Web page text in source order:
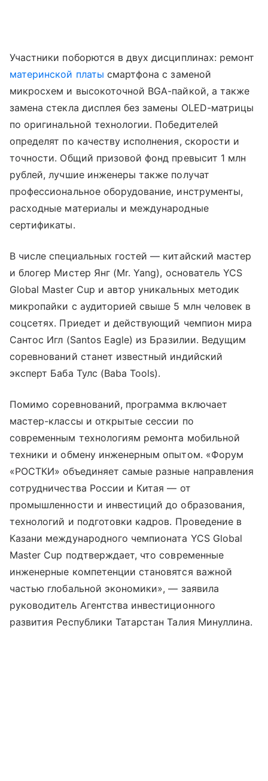
Участники поборются в двух дисциплинах: ремонт
материнской платы смартфона с заменой
микросхем и высокоточной BGA-пайкой, а также
замена стекла дисплея без замены OLED-матрицы
по оригинальной технологии. Победителей
определят по качеству исполнения, скорости и
точности. Общий призовой фонд превысит 1 млн
рублей, лучшие инженеры также получат
профессиональное оборудование, инструменты,
расходные материалы и международные
сертификаты.
В числе специальных гостей — китайский мастер
и блогер Мистер Янг (Mr. Yang), основатель YCS
Global Master Cup и автор уникальных методик
микропайки с аудиторией свыше 5 млн человек в
соцсетях. Приедет и действующий чемпион мира
Сантос Игл (Santos Eagle) из Бразилии. Ведущим
соревнований станет известный индийский
эксперт Баба Тулс (Baba Tools).
Помимо соревнований, программа включает
мастер-классы и открытые сессии по
современным технологиям ремонта мобильной
техники и обмену инженерным опытом. «Форум
«РОСТКИ» объединяет самые разные направления
сотрудничества России и Китая — от
промышленности и инвестиций до образования,
технологий и подготовки кадров. Проведение в
Казани международного чемпионата YCS Global
Master Cup подтверждает, что современные
инженерные компетенции становятся важной
частью глобальной экономики», — заявила
руководитель Агентства инвестиционного
развития Республики Татарстан Талия Минуллина.